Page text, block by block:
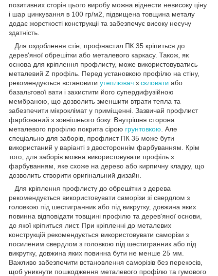
позитивних сторін цього виробу можна віднести невисоку ціну
і шар цинкування в 100 гр/м2, підвищена товщина металу
додає жорсткості конструкціі та забезпечує високу несучу
здатність.
Для оздоблення стін, профнастил ПК 35 кріпиться до
дерев'яної обрешітки або металевого каркасу. Також, як
основа для кріплення профлисту, може використовуватись
металевий Z профіль. Перед установкою профілю на стіну,
рекомендується встановити утеплювач з скловати або
базальтової вати і захистити його супердифузійною
мембраною, що дозволить зменшити втрати тепла та
забезпечити мікроклімат у приміщенні. Зазвичай профлист
фарбований з зовнішнього боку. Внутрішня сторона
металевого профілю покрита сірою грунтовкою . Але
спеціально для заборів, профлист ПК 35 може бути
використаний у варіанті з двостороннім фарбуванням. Крім
того, для заборів можна використовувати профіль з
фарбуванням, яке схоже на дерево або кирпичну кладку, що
дозволить створити оригінальний дизайн.
Для кріплення профлисту до обрешітки з дерева
рекомендується використовувати саморізи зі свердлом з
головкою під шестигранник або під викрутку, довжина яких
повинна відповідати товщині профілю та дерев'яної основи,
до якої кріпиться лист. При кріпленні до металевих
конструкцій рекомендується використовувати саморізи з
посиленим свердлом з головкою під шестигранник або під
викрутку, довжина яких повинна бути не менше 25 мм.
Важливо забезпечити встановлення саморізів без перекосів,
щоб уникнути пошкодження металевого профілю та гумового